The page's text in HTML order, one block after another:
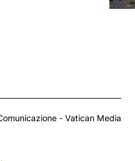
- Vatican Media